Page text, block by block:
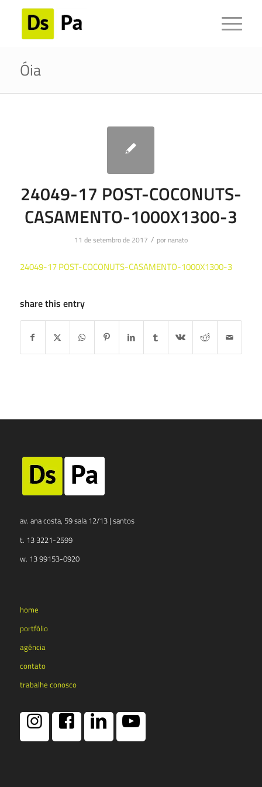
Óia
24049-17 POST-COCONUTS-
CASAMENTO-1000X1300-3
11 de setembro de 2017 / por nanato
24049-17 POST-COCONUTS-CASAMENTO-1000X1300-3
share this entry
av. ana costa, 59 sala 12/13 | santos
t. 13 3221-2599
w. 13 99153-0920
home
portfólio
agência
contato
trabalhe conosco